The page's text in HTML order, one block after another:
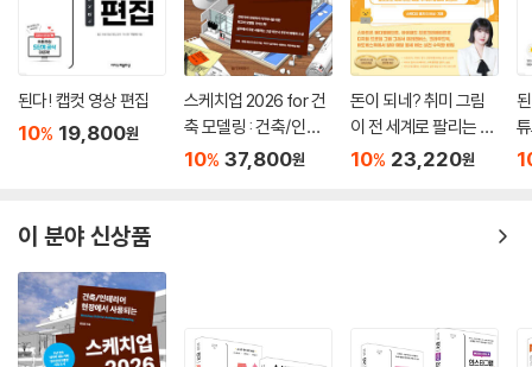
2) Mask Brush
3) Select Brush
4) Clip, Slice, Trim Brush
(1) Clip Brush
(2) Slice Brush
7) Chisel Brush
8) ZModeler
(1) Point Action
(2) Edge Action
(3) Polygon Action
된다! 캡컷 영상 편집
10% 19,800원
스케치업 2026 for 건
축 모델링 : 건축/인테
리어 현장에서 사용되
10% 37,800원
돈이 되네? 취미 그림
이 전 세계로 팔리는 스
톡 이미지
10% 23,220원
이 분야 신상품